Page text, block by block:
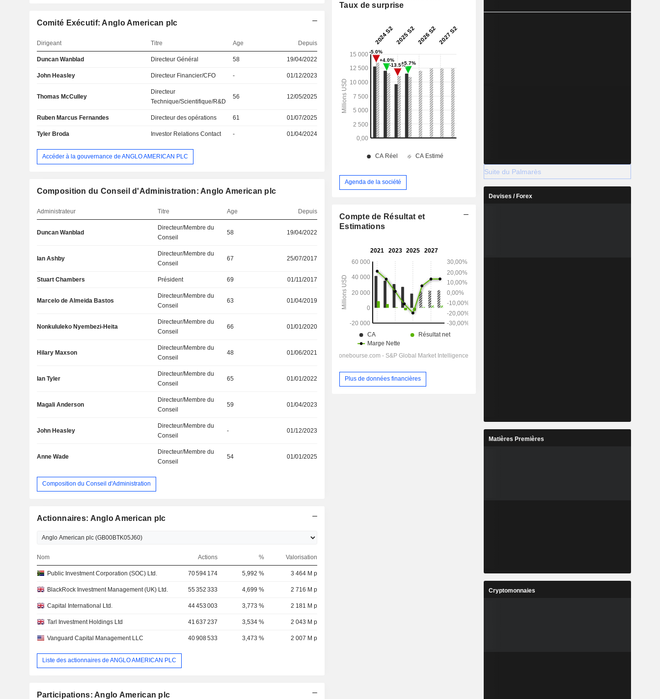
Comité Exécutif: Anglo American plc
Dirigeant Titre Age Depuis
Duncan Wanblad Directeur Général 58 19/04/2022
John Heasley Directeur Financier/CFO - 01/12/2023
Thomas McCulley
Directeur
Technique/Scientifique/R&D
56 12/05/2025
Ruben Marcus Fernandes Directeur des opérations 61 01/07/2025
Tyler Broda Investor Relations Contact - 01/04/2024
Accéder à la gouvernance de ANGLO AMERICAN PLC
Composition du Conseil d'Administration: Anglo American plc
Administrateur Titre Age Depuis
Duncan Wanblad
Directeur/Membre du
Conseil
58 19/04/2022
Ian Ashby
Directeur/Membre du
Conseil
67 25/07/2017
Stuart Chambers Président 69 01/11/2017
Marcelo de Almeida Bastos
Directeur/Membre du
Conseil
63 01/04/2019
Nonkululeko Nyembezi-Heita
Directeur/Membre du
Conseil
66 01/01/2020
Hilary Maxson
Directeur/Membre du
Conseil
48 01/06/2021
Ian Tyler
Directeur/Membre du
Conseil
65 01/01/2022
Magali Anderson
Directeur/Membre du
Conseil
59 01/04/2023
John Heasley
Directeur/Membre du
Conseil
- 01/12/2023
Anne Wade
Directeur/Membre du
Conseil
54 01/01/2025
Composition du Conseil d'Administration
Actionnaires: Anglo American plc
Nom Actions % Valorisation
Public Investment Corporation (SOC) Ltd. 70 594 174 5,992 % 3 464 M p
BlackRock Investment Management (UK) Ltd. 55 352 333 4,699 % 2 716 M p
Capital International Ltd. 44 453 003 3,773 % 2 181 M p
Tarl Investment Holdings Ltd 41 637 237 3,534 % 2 043 M p
Vanguard Capital Management LLC 40 908 533 3,473 % 2 007 M p
Liste des actionnaires de ANGLO AMERICAN PLC
Participations: Anglo American plc
Taux de surprise
Agenda de la société
Compte de Résultat et
Estimations
Plus de données financières
Suite du Palmarès
Devises / Forex
Matières Premières
Cryptomonnaies